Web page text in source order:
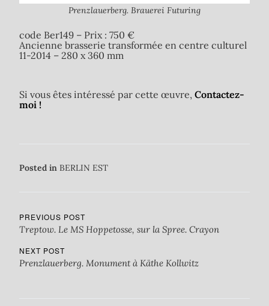
Prenzlauerberg. Brauerei Futuring
code Ber149 – Prix : 750 €
Ancienne brasserie transformée en centre culturel
11-2014 – 280 x 360 mm
Si vous êtes intéressé par cette œuvre, Contactez-
moi !
Posted in BERLIN EST
PREVIOUS POST
Treptow. Le MS Hoppetosse, sur la Spree. Crayon
NEXT POST
Prenzlauerberg. Monument à Käthe Kollwitz